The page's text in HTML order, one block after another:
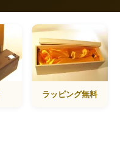
ラッピング無料